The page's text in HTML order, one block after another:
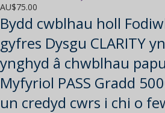
AU$75.00
Bydd cwblhau holl
gyfres Dysgu CLARITY
ynghyd â chwblhau
Myfyriol PASS Gradd
un credyd cwrs i chi o